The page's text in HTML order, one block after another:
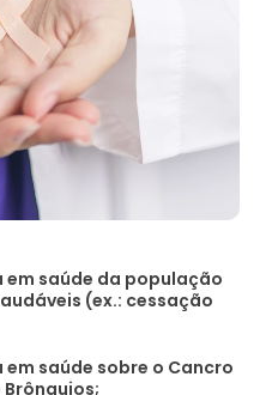
saúde da população
(ex.: cessação
saúde sobre o Cancro